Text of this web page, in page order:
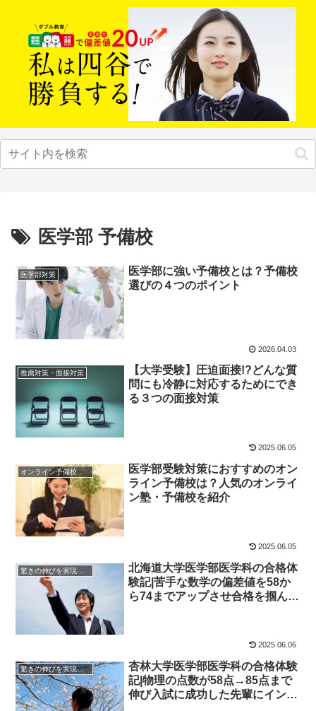
医学部 予備校
医学部対策
医学部に強い予備校とは？予備校
選びの４つのポイント
2026.04.03
推薦対策・面接対策
【大学受験】圧迫面接!?どんな質
問にも冷静に対応するためにでき
る３つの面接対策
2025.06.05
オンライン予備校・塾の活用法
医学部受験対策におすすめのオン
ライン予備校は？人気のオンライ
ン塾・予備校を紹介
2025.06.05
北海道大学医学部医学科の合格体
験記|苦手な数学の偏差値を58か
ら74までアップさせ合格を掴んだ
2025.06.06
驚きの伸びを実現｜先輩列伝
杏林大学医学部医学科の合格体験
記|物理の点数が58点→85点まで
伸び入試に成功した先輩にインタ